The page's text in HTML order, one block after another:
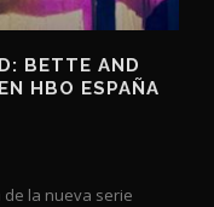
BETTE AND
HBO ESPAÑA
de la nueva serie